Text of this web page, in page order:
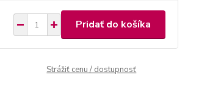
Pridať do košíka
Strážiť cenu / dostupnosť